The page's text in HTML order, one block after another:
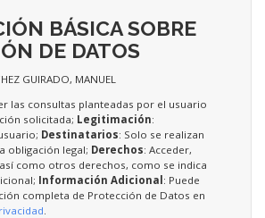
BÁSICA SOBRE
DE DATOS
GUIRADO, MANUEL
las consultas planteadas por el usuario
solicitada; Legitimación:
Destinatarios: Solo se realizan
obligación legal; Derechos: Acceder,
como otros derechos, como se indica
Información Adicional: Puede
completa de Protección de Datos en